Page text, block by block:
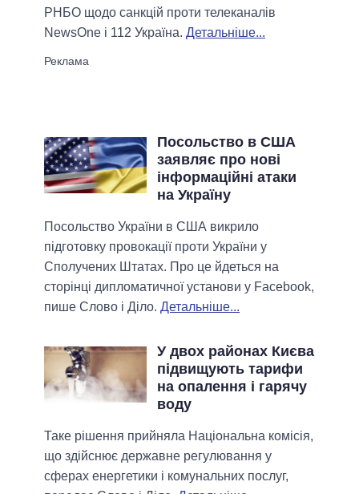
РНБО щодо санкцій проти телеканалів
NewsOne і 112 Україна. Детальніше...
Посольство в США
заявляє про нові
інформаційні атаки
на Україну
Посольство України в США викрило
підготовку провокації проти України у
Сполучених Штатах. Про це йдеться на
сторінці дипломатичної установи у Facebook,
пише Слово і Діло. Детальніше...
У двох районах Києва
підвищують тарифи
на опалення і гарячу
воду
Таке рішення прийняла Національна комісія,
що здійснює державне регулювання у
сферах енергетики і комунальних послуг,